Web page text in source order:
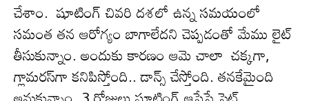
చేశాం. షూటింగ్ చివరి దశలో ఉన్న సమయంలో
సమంత తన ఆరోగ్యం బాగాలేదని చెప్ప‌డంతో మేము లైట్
తీసుకున్నాం. అందుకు కార‌ణం ఆమె చాలా చక్కగా,
గ్లామరస్‌గా కనిపిస్తోంది.. డాన్స్ చేస్తోంది. తనకేమైంది